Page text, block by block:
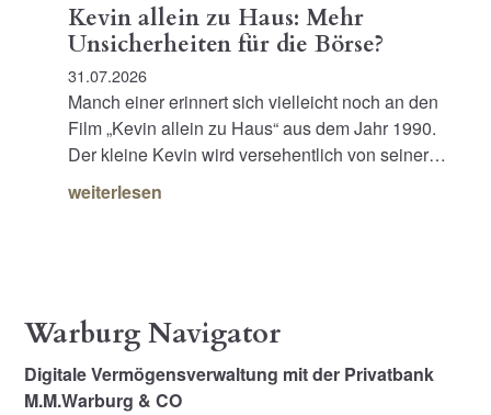
Kevin allein zu Haus: Mehr
Unsicherheiten für die Börse?
31.07.2026
Manch einer erinnert sich vielleicht noch an den
Film „Kevin allein zu Haus“ aus dem Jahr 1990.
Der kleine Kevin wird versehentlich von seiner…
weiterlesen
Warburg Navigator
Digitale Vermögensverwaltung mit der Privatbank
M.M.Warburg & CO